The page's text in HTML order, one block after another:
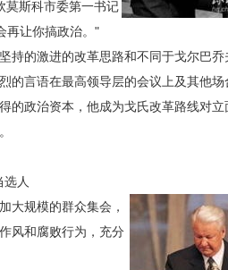
莫斯科市委第一书记
再让你搞政治。"
的激进的改革思路和不同于戈尔巴乔
的言语在最高领导层的会议上及其他场
的政治资本，他成为戈氏改革路线对立
人
大规模的群众集会，
风和腐败行为，充分